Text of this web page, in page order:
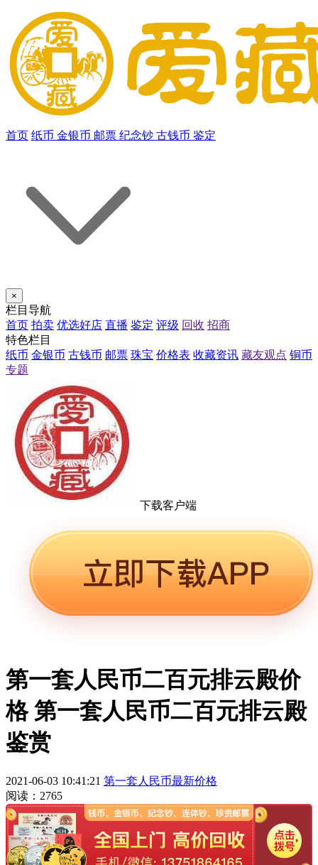
首页 纸币 金银币 邮票 纪念钞 古钱币 鉴定
×
栏目导航
首页 拍卖 优选好店 直播 鉴定 评级 回收 招商
特色栏目
纸币 金银币 古钱币 邮票 珠宝 价格表 收藏资讯 藏友观点 铜币
专题
下载客户端
第一套人民币二百元排云殿价
格 第一套人民币二百元排云殿
鉴赏
2021-06-03 10:41:21 第一套人民币最新价格
阅读：2765